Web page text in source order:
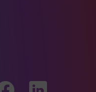
Zu